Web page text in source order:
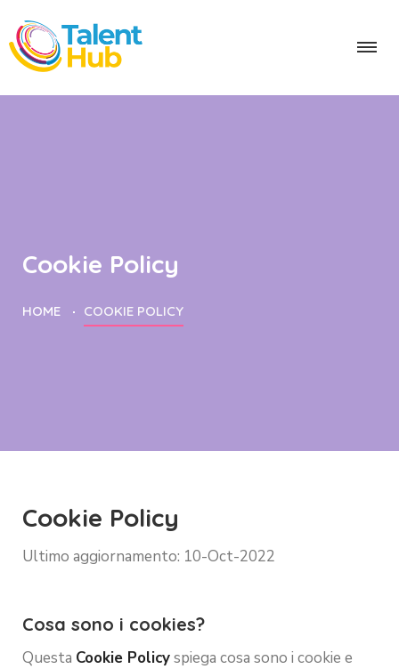
Cookie Policy
HOME COOKIE POLICY
Cookie Policy
Ultimo aggiornamento: 10-Oct-2022
Cosa sono i cookies?
Questa Cookie Policyspiega cosa sono i cookie e